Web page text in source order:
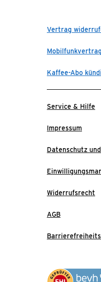
Vertrag
Kaffee-Abo
Service & Hilfe
Impressum
Datenschutz
Widerrufsrecht
AGB